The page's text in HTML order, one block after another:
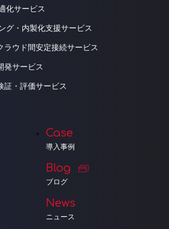
化サービス
グ・内製化支援サービス
ラウド間安定接続サービス
発サービス
証・評価サービス
Case
導入事例
Blog
ブログ
News
ニュース